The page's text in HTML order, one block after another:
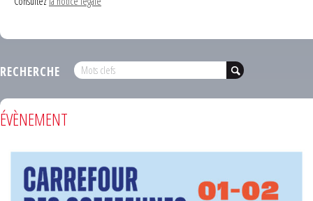
RECHERCHE
ÉVÈNEMENT